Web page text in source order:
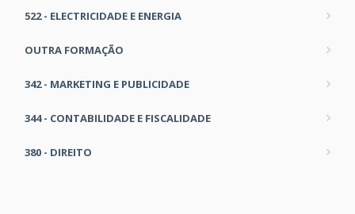
522 - ELECTRICIDADE E ENERGIA
OUTRA FORMAÇÃO
342 - MARKETING E PUBLICIDADE
344 - CONTABILIDADE E FISCALIDADE
380 - DIREITO